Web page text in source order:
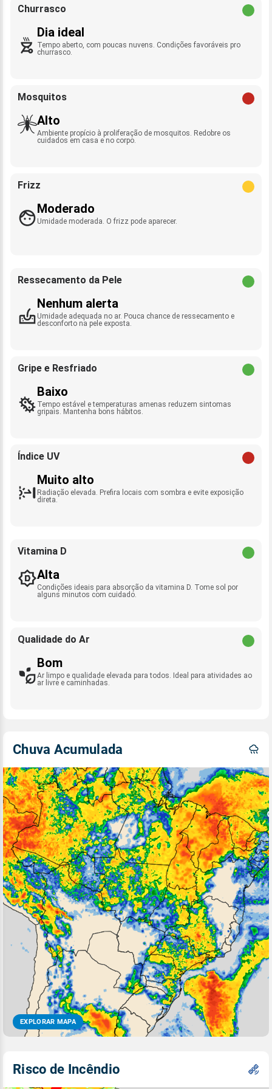
Churrasco
Dia ideal
Tempo aberto, com poucas nuvens. Condições favoráveis pro
churrasco.
Mosquitos
Alto
Ambiente propício à proliferação de mosquitos. Redobre os
cuidados em casa e no corpo.
Frizz
Moderado
Umidade moderada. O frizz pode aparecer.
Ressecamento da Pele
Nenhum alerta
Umidade adequada no ar. Pouca chance de ressecamento e
desconforto na pele exposta.
Gripe e Resfriado
Baixo
Tempo estável e temperaturas amenas reduzem sintomas
gripais. Mantenha bons hábitos.
Índice UV
Muito alto
Radiação elevada. Prefira locais com sombra e evite exposição
direta.
Vitamina D
Alta
Condições ideais para absorção da vitamina D. Tome sol por
alguns minutos com cuidado.
Qualidade do Ar
Bom
Ar limpo e qualidade elevada para todos. Ideal para atividades ao
ar livre e caminhadas.
Chuva Acumulada
EXPLORAR MAPA
Risco de Incêndio